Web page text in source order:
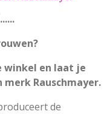
winkel en laat je
Rauschmayer.
de